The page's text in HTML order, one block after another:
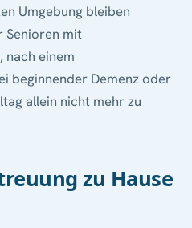
Umgebung bleiben
Senioren mit
einem
beginnender Demenz oder
allein nicht mehr zu
zu Hause